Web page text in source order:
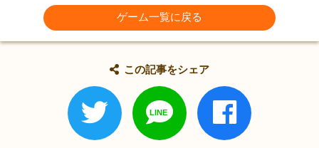
ゲーム一覧に戻る
この記事をシェア